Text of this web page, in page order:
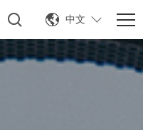
中文